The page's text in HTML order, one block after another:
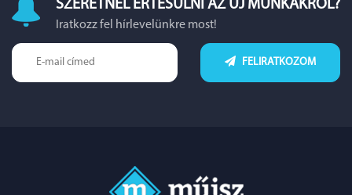
SZERETNÉL ÉRTESÜLNI AZ ÚJ MUNKÁKRÓL?
Iratkozz fel hírlevelünkre most!
FELIRATKOZOM